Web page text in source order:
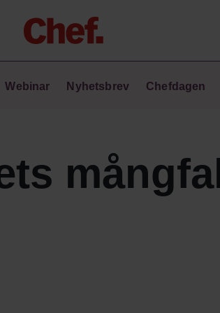
Chefakademin+
Lyft ditt ledarskap med C+
Ledarskapsbiblioteket
Ledarskapstest
Chef GPT – din chefsassistent i
Webinar Nyhetsbrev Chefdagen